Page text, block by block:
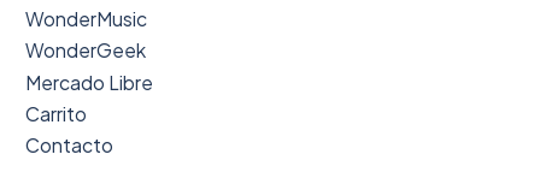
WonderMusic
WonderGeek
Mercado Libre
Carrito
Contacto